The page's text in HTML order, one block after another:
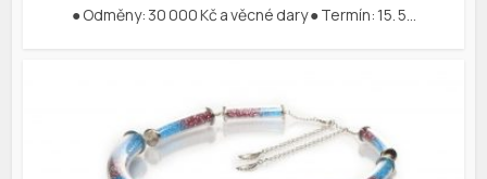
● Odměny: 30 000 Kč a věcné dary ● Termín: 15. 5…